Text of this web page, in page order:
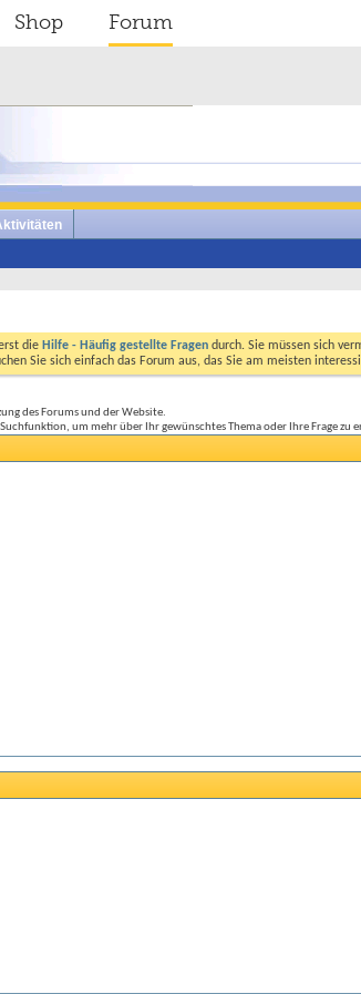
Shop Forum
die Hilfe - Häufig gestellte Fragen durch. Sie müssen sich
Sie sich einfach das Forum aus, das Sie am meisten
des Forums und der Website.
um mehr über Ihr gewünschtes Thema oder Ihre Frage zu